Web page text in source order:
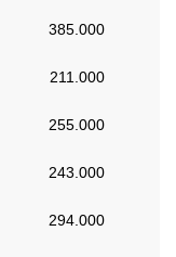
385.000
211.000
255.000
243.000
294.000